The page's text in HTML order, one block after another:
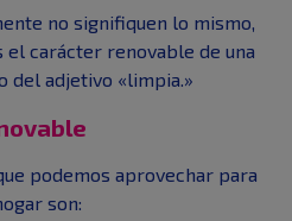
no signifiquen lo mismo,
el carácter renovable de una
del adjetivo «limpia.»
podemos aprovechar para
son: